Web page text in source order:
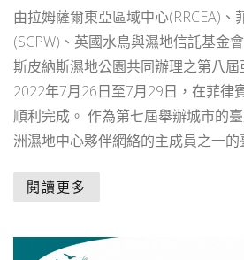
由拉姆薩爾東亞區域中心(RRCEA)、
(SCPW)、英國水鳥與濕地信託基金
斯皮納斯濕地公園共同辦理之第八
2022年7月26日至7月29日，在菲律
順利完成。 作為第七屆舉辦城市的
洲濕地中心夥伴網絡的主成員之一
閱讀更多